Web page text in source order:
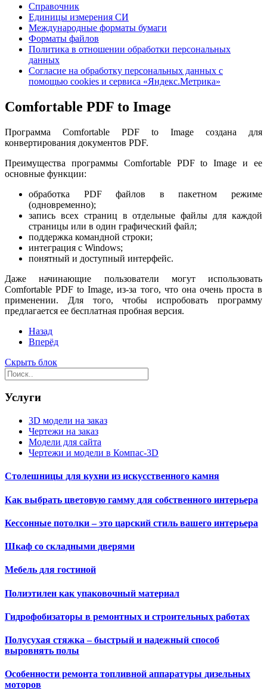
Справочник
Единицы измерения СИ
Международные форматы бумаги
Форматы файлов
Политика в отношении обработки персональных
данных
Согласие на обработку персональных данных с
помощью cookies и сервиса «Яндекс.Метрика»
Comfortable PDF to Image
Программа Comfortable PDF to Image создана для
конвертирования документов PDF.
Преимущества программы Comfortable PDF to Image и ее
основные функции:
обработка PDF файлов в пакетном режиме
(одновременно);
запись всех страниц в отдельные файлы для каждой
страницы или в один графический файл;
поддержка командной строки;
интеграция с Windows;
понятный и доступный интерфейс.
Даже начинающие пользователи могут использовать
Comfortable PDF to Image, из-за того, что она очень проста в
применении. Для того, чтобы испробовать программу
предлагается ее бесплатная пробная версия.
Назад
Вперёд
Скрыть блок
Услуги
3D модели на заказ
Чертежи на заказ
Модели для сайта
Чертежи и модели в Компас-3D
Столешницы для кухни из искусственного камня
Как выбрать цветовую гамму для собственного интерьера
Кессонные потолки – это царский стиль вашего интерьера
Шкаф со складными дверями
Мебель для гостиной
Полиэтилен как упаковочный материал
Гидрофобизаторы в ремонтных и строительных работах
Полусухая стяжка – быстрый и надежный способ
выровнять полы
Особенности ремонта топливной аппаратуры дизельных
моторов